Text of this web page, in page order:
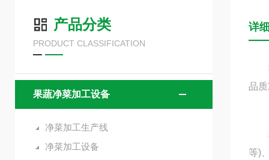
产品分类
PRODUCT CLASSIFICATION
果蔬净菜加工设备
净菜加工生产线
净菜加工设备
详
我
品
根
等)